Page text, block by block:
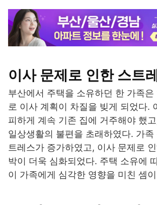
이사 문제로 인한 스트
부산에서 주택을 소유하던 한 가족은
로 이사 계획이 차질을 빚게 되었다.
피하게 계속 기존 집에 거주해야 했
일상생활의 불편을 초래하였다. 가족
트레스가 증가하였고, 이사 문제로
박이 더욱 심화되었다. 주택 소유에
이 가족에게 심각한 영향을 미친 셈